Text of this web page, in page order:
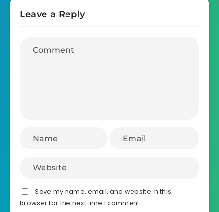
Leave a Reply
Save my name, email, and website in this
browser for the next time I comment.